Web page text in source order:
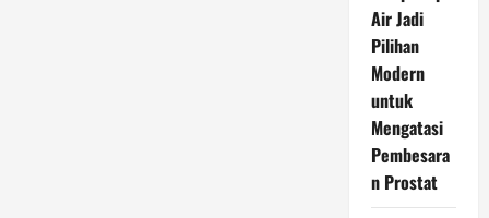
Air Jadi
Pilihan
Modern
untuk
Mengatasi
Pembesara
n Prostat